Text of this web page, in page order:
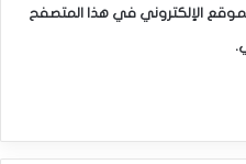
الإلكتروني في هذا المتصفح